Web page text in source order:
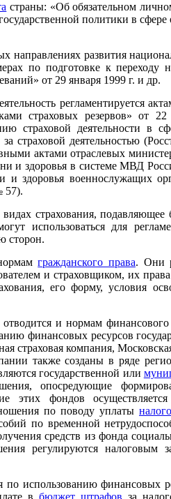
страны: «Об обязательном
политики в сфере
направлениях развития
по подготовке к переходу на
от 29 января 1999 г. и др.
регламентируется
страховых резервов» от
деятельности в
страховой деятельностью
актами отраслевых
и здоровья в системе МВД
и здоровья военнослужащих
57).
страхования,
использоваться для
сторон.
гражданского права. Они
и страховщиком, их
его форму, условия
и нормам
финансовых ресурсов
страховая компания,
также созданы в ряде
государственной или
опосредующие
фондов осуществляется
по поводу уплаты
по временной
средств из фонда
регулируются налоговым
использованию финансовых
вбюджет штрафов за